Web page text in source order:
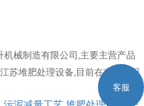
械制造有限公司,主要主营产品
苏堆肥处理设备,目前在市场上已
客服